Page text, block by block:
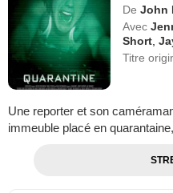
De John
Avec
Short ,
Titre
Une reporter et son
immeuble placé en